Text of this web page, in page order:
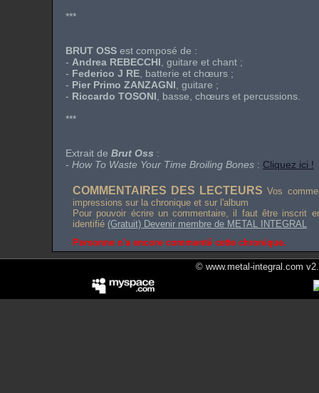
***
BRUT OSS est composé de :
- Andrea REBECCHI , guitare et chant ;
- Federico J RE , batterie et chœurs ;
- Pier Primo ZANZAGNI , guitare ;
- Riccardo TOSONI , basse, chœurs et percussions.
***
Extrait de Brut Oss :
- How To Waste Your Time Broiling Bones : Cliquez ici !
COMMENTAIRES DES LECTEURS Vos
impressions sur la chronique et sur l'album
Pour pouvoir écrire un commentaire, il faut être inscrit
identifié (Gratuit) Devenir membre de METAL INTEGRAL
Personne n'a encore commenté cette chronique.
© www.metal-integral.com